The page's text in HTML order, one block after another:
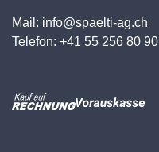
Mail: info@spaelti-ag.ch
Telefon: +41 55 256 80 90